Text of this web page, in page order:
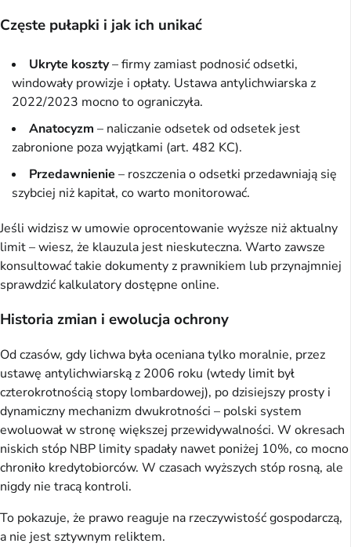
Częste pułapki i jak ich unikać
Ukryte koszty– firmy zamiast podnosić odsetki,
windowały prowizje i opłaty. Ustawa antylichwiarska z
2022/2023 mocno to ograniczyła.
Anatocyzm – naliczanie odsetek od odsetek jest
zabronione poza wyjątkami (art. 482 KC).
Przedawnienie – roszczenia o odsetki przedawniają się
szybciej niż kapitał, co warto monitorować.
Jeśli widzisz w umowie oprocentowanie wyższe niż aktualny
limit – wiesz, że klauzula jest nieskuteczna. Warto zawsze
konsultować takie dokumenty z prawnikiem lub przynajmniej
sprawdzić kalkulatory dostępne online.
Historia zmian i ewolucja ochrony
Od czasów, gdy lichwa była oceniana tylko moralnie, przez
ustawę antylichwiarską z 2006 roku (wtedy limit był
czterokrotnością stopy lombardowej), po dzisiejszy prosty i
dynamiczny mechanizm dwukrotności – polski system
ewoluował w stronę większej przewidywalności. W okresach
niskich stóp NBP limity spadały nawet poniżej 10%, co mocno
chroniło kredytobiorców. W czasach wyższych stóp rosną, ale
nigdy nie tracą kontroli.
To pokazuje, że prawo reaguje na rzeczywistość gospodarczą,
a nie jest sztywnym reliktem.